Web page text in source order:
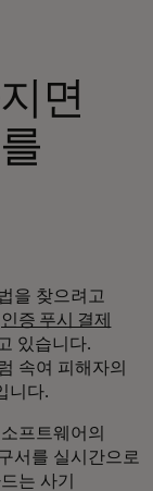
면
을 찾으려고
인증 푸시 결제
있습니다.
속여 피해자의
니다.
프트웨어의
서를 실시간으로
는 사기